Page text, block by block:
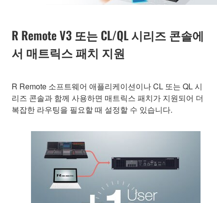
R Remote V3 또는 CL/QL 시리즈 콘솔에
서 매트릭스 패치 지원
R Remote 소프트웨어 애플리케이션이나 CL 또는 QL 시
리즈 콘솔과 함께 사용하면 매트릭스 패치가 지원되어 더
복잡한 라우팅을 필요할 때 설정할 수 있습니다.